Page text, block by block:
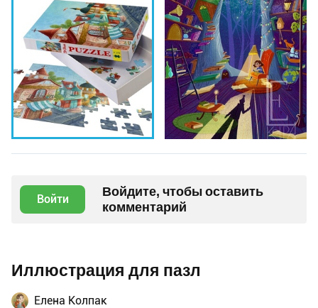
Войти
Войдите, чтобы оставить
комментарий
Иллюстрация для пазл
Елена Колпак